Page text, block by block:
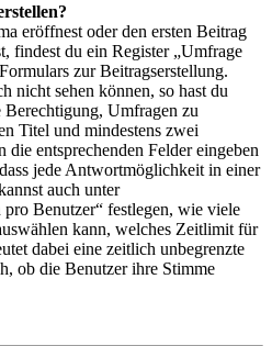
eröffnest oder den ersten Beitrag
findest du ein Register „Umfrage
zur Beitragserstellung.
nicht sehen können, so hast du
Umfragen zu
Titel und mindestens zwei
entsprechenden Felder eingeben
jede Antwortmöglichkeit in einer
auch unter
Benutzer“ festlegen, wie viele
kann, welches Zeitlimit für
dabei eine zeitlich unbegrenzte
ob die Benutzer ihre Stimme